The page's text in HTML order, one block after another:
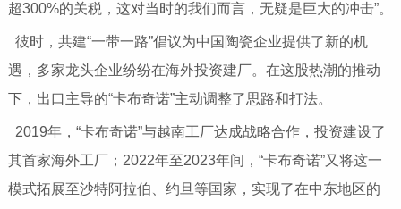
超300%的关税，这对当时的我们而言，无疑是巨大的冲击”。
彼时，共建“一带一路”倡议为中国陶瓷企业提供了新的机
遇，多家龙头企业纷纷在海外投资建厂。在这股热潮的推动
下，出口主导的“卡布奇诺”主动调整了思路和打法。
2019年，“卡布奇诺”与越南工厂达成战略合作，投资建设了
其首家海外工厂；2022年至2023年间，“卡布奇诺”又将这一
模式拓展至沙特阿拉伯、约旦等国家，实现了在中东地区的